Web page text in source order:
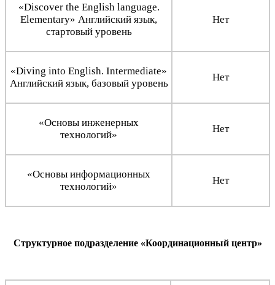
«Discover the English language.
Elementary» Английский язык,
стартовый уровень
Нет
«Diving into English. Intermediate»
Английский язык, базовый уровень
Нет
«Основы инженерных
технологий»
Нет
«Основы информационных
технологий»
Нет
Структурное подразделение «Координационный центр»